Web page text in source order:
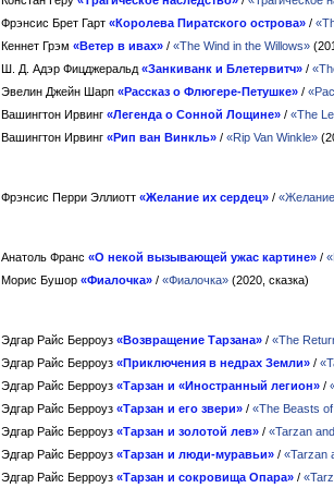
Фрэнсис Брет Гарт «Королева Пиратского острова» /
Кеннет Грэм «Ветер в ивах» / «The Wind in the Willows»
Ш. Д. Адэр Фицджеральд «Занкиванк и Блетервитч» /
Эвелин Джейн Шарп «Рассказ о Флюгере-Петушке» /
Вашингтон Ирвинг «Легенда о Сонной Лощине» / «The
Вашингтон Ирвинг «Рип ван Винкль» / «Rip Van Winkle»
Фрэнсис Перри Эллиотт «Желание их сердец» /
Анатоль Франс «О некой вызывающей ужас картине» /
Морис Бушор «Фиалочка» / «Фиалочка» (2020, сказка)
Эдгар Райс Берроуз «Возвращение Тарзана» / «The
Эдгар Райс Берроуз «Приключения в недрах Земли» /
Эдгар Райс Берроуз «Тарзан и «Иностранный легион» /
Эдгар Райс Берроуз «Тарзан и его звери» / «The Beasts
Эдгар Райс Берроуз «Тарзан и золотой лев» / «Tarzan
Эдгар Райс Берроуз «Тарзан и люди-муравьи» / «Tarzan
Эдгар Райс Берроуз «Тарзан и сокровища Опара» /